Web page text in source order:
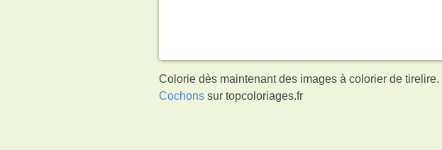
Colorie dès maintenant des images à colorier de
Cochons sur topcoloriages.fr